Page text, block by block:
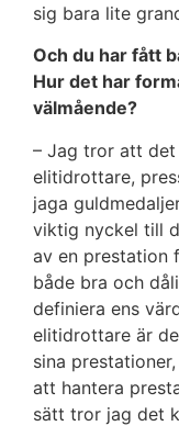
sig bara lite
Och du har fått
Hur det har
välmående?
– Jag tror att
elitidrottare,
jaga
viktig nyckel till
av en prestation
både bra och
definiera ens
elitidrottare är
sina
att hantera
sätt tror jag det